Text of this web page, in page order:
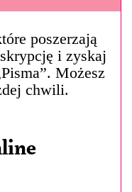
poszerzają
i zyskaj
Możesz
chwili.